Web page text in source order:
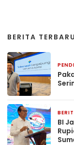
BERITA TERBARU
BI